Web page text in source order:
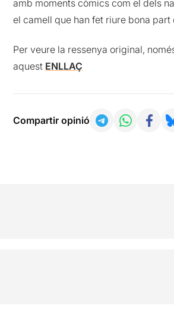
amb moments còmics com el dels
el camell que han fet riure bona part
Per veure la ressenya original,
aquest ENLLAÇ
Compartir opinió